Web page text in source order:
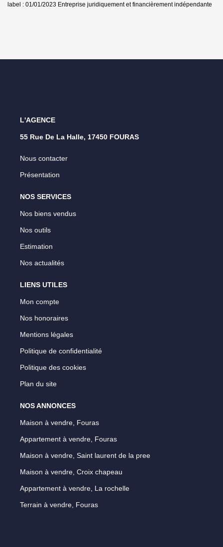
label : 01/01/2023 Entreprise juridiquement et financièrement indépendante
L'AGENCE
55 Rue De La Halle, 17450 FOURAS
Nous contacter
Présentation
NOS SERVICES
Nos biens vendus
Nos outils
Estimation
Nos actualités
LIENS UTILES
Mon compte
Nos honoraires
Mentions légales
Politique de confidentialité
Politique des cookies
Plan du site
NOS ANNONCES
Maison à vendre, Fouras
Appartement à vendre, Fouras
Maison à vendre, Saint laurent de la pree
Maison à vendre, Croix chapeau
Appartement à vendre, La rochelle
Terrain à vendre, Fouras